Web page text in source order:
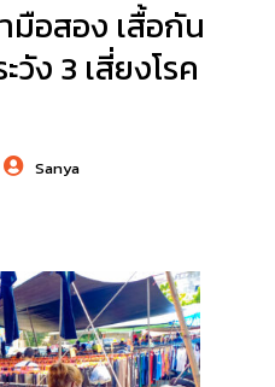
มือสอง เสื้อกัน
ง 3 เสี่ยงโรค
Sanya